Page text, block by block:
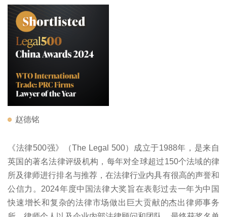
赵德铭
《法律500强》（The Legal 500）成立于1988年，是来自
英国的著名法律评级机构，每年对全球超过150个法域的律
所及律师进行排名与推荐，在法律行业内具有很高的声誉和
公信力。2024年度中国法律大奖旨在表彰过去一年为中国
快速增长和复杂的法律市场做出巨大贡献的杰出律师事务